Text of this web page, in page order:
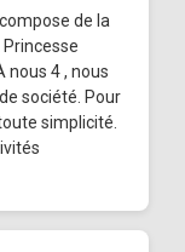
de la
Princesse
nous 4 , nous
société. Pour
simplicité.